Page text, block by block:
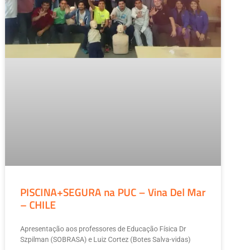
PISCINA+SEGURA na PUC – Vina Del Mar
– CHILE
Apresentação aos professores de Educação Física Dr
Szpilman (SOBRASA) e Luiz Cortez (Botes Salva-vidas)